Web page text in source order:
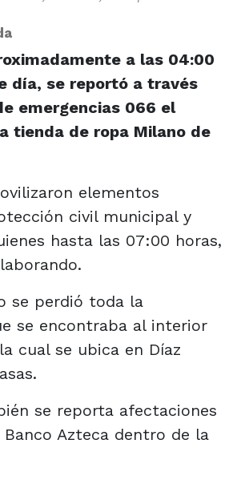
a las 04:00
día, se reportó a través
emergencias 066 el
tienda de ropa Milano de
elementos
civil municipal y
hasta las 07:00 horas,
se perdió toda la
se encontraba al interior
cual se ubica en Díaz
se reporta afectaciones
Azteca dentro de la